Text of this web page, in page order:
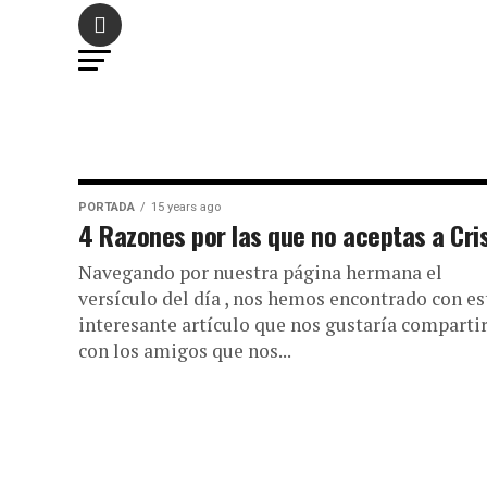
PORTADA 15 years ago
4 Razones por las que no aceptas a
Navegando por nuestra página hermana el
versículo del día , nos hemos encontrado con
interesante artículo que nos gustaría compartir
con los amigos que nos...